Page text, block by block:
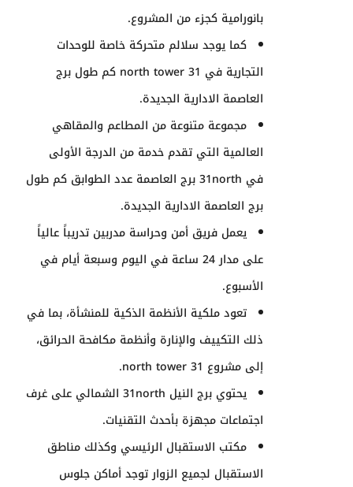
بانورامية كجزء من المشروع.
كما يوجد سلالم متحركة خاصة للوحدات
التجارية في
31 north tower كم طول برج
العاصمة الادارية الجديدة.
مجموعة متنوعة من المطاعم والمقاهي
العالمية التي تقدم خدمة من الدرجة الأولى
في
31north برج العاصمة عدد الطوابق كم طول
برج العاصمة الادارية الجديدة.
يعمل فريق أمن وحراسة مدربين تدريباً عالياً
على مدار 24 ساعة في اليوم وسبعة أيام في
الأسبوع.
تعود ملكية الأنظمة الذكية للمنشأة، بما في
ذلك التكييف والإنارة وأنظمة مكافحة الحرائق،
إلى مشروع 31 north tower
.
يحتوي برج النيل 31north الشمالي على غرف
اجتماعات مجهزة بأحدث التقنيات.
مكتب الاستقبال الرئيسي وكذلك مناطق
الاستقبال لجميع الزوار توجد أماكن جلوس